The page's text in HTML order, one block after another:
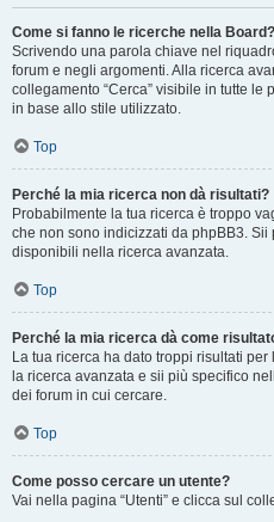
Come si fanno le ricerche nella Board?
Scrivendo una parola chiave nel
forum e negli argomenti. Alla ricerca
collegamento “Cerca” visibile in tutte le
in base allo stile utilizzato.
Top
Perché la mia ricerca non dà risultati?
Probabilmente la tua ricerca è troppo
che non sono indicizzati da phpBB3.
disponibili nella ricerca avanzata.
Top
Perché la mia ricerca dà come
La tua ricerca ha dato troppi risultati
la ricerca avanzata e sii più specifico
dei forum in cui cercare.
Top
Come posso cercare un utente?
Vai nella pagina “Utenti” e clicca sul